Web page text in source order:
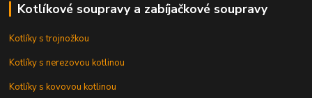
Kotlíkové soupravy a zabíjačkové soupravy
Kotlíky s trojnožkou
Kotlíky s nerezovou kotlinou
Kotlíky s kovovou kotlinou